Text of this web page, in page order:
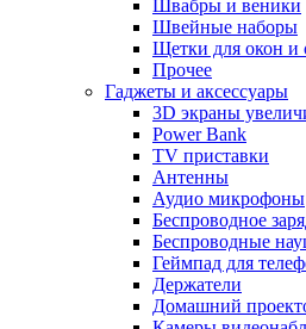
Швабры и веники
Швейные наборы
Щетки для окон и
Прочее
Гаджеты и аксессуары
3D экраны
Power Bank
TV приставки
Антенны
Аудио микрофоны
Беспроводное
Беспроводные
Геймпад для
Держатели
Домашний